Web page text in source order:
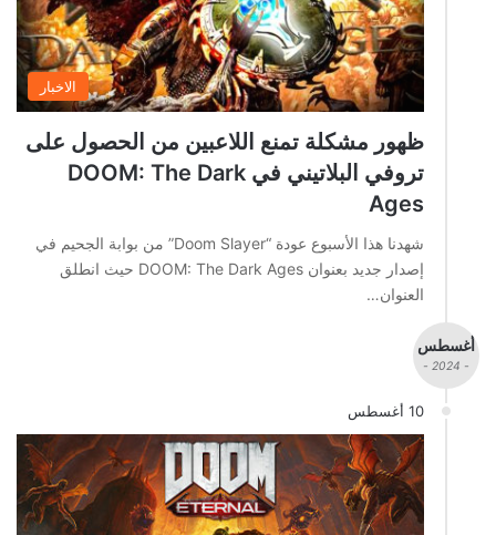
الاخبار
ظهور مشكلة تمنع اللاعبين من الحصول على
تروفي البلاتيني في DOOM: The Dark
Ages
شهدنا هذا الأسبوع عودة “Doom Slayer” من بوابة الجحيم في
إصدار جديد بعنوان DOOM: The Dark Ages حيث انطلق
العنوان…
أغسطس
- 2024 -
10 أغسطس